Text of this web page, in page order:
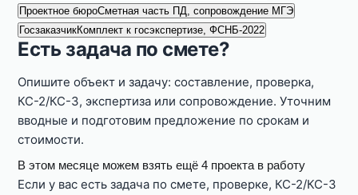
Проектное бюроСметная часть ПД, сопровождение МГЭ
ГосзаказчикКомплект к госэкспертизе, ФСНБ-2022
Есть задача по смете?
Опишите объект и задачу: составление, проверка,
КС-2/КС-3, экспертиза или сопровождение. Уточним
вводные и подготовим предложение по срокам и
стоимости.
В этом месяце можем взять ещё 4 проекта в работу
Если у вас есть задача по смете, проверке, КС-2/КС-3